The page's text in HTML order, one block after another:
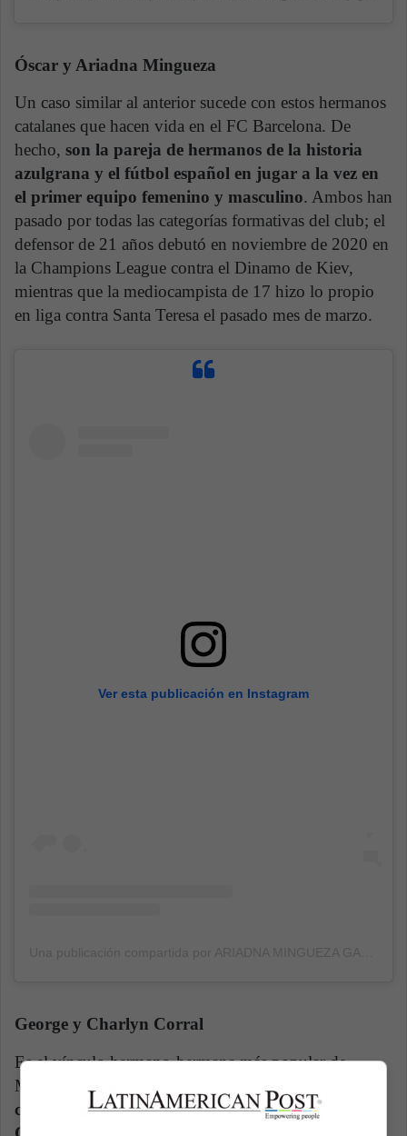
Óscar y Ariadna Mingueza
Un caso similar al anterior sucede con estos hermanos
catalanes que hacen vida en el FC Barcelona. De
hecho, son la pareja de hermanos de la historia
azulgrana y el fútbol español en jugar a la vez en
el primer equipo femenino y masculino. Ambos han
pasado por todas las categorías formativas del club; el
defensor de 21 años debutó en noviembre de 2020 en
la Champions League contra el Dinamo de Kiev,
mientras que la mediocampista de 17 hizo lo propio
en liga contra Santa Teresa el pasado mes de marzo.
Ver esta publicación en Instagram
George y Charlyn Corral
Es el vínculo hermano-hermana más popular de
México. Cabe señalar que
contemporáneos, pues George tiene 30 años y